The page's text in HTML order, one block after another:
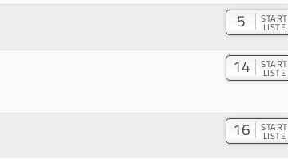
5 START
LISTE
14 START
LISTE
16 START
LISTE